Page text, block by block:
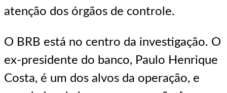
atenção dos órgãos de controle.
O BRB está no centro da investigação. O
ex-presidente do banco, Paulo Henrique
Costa, é um dos alvos da operação, e